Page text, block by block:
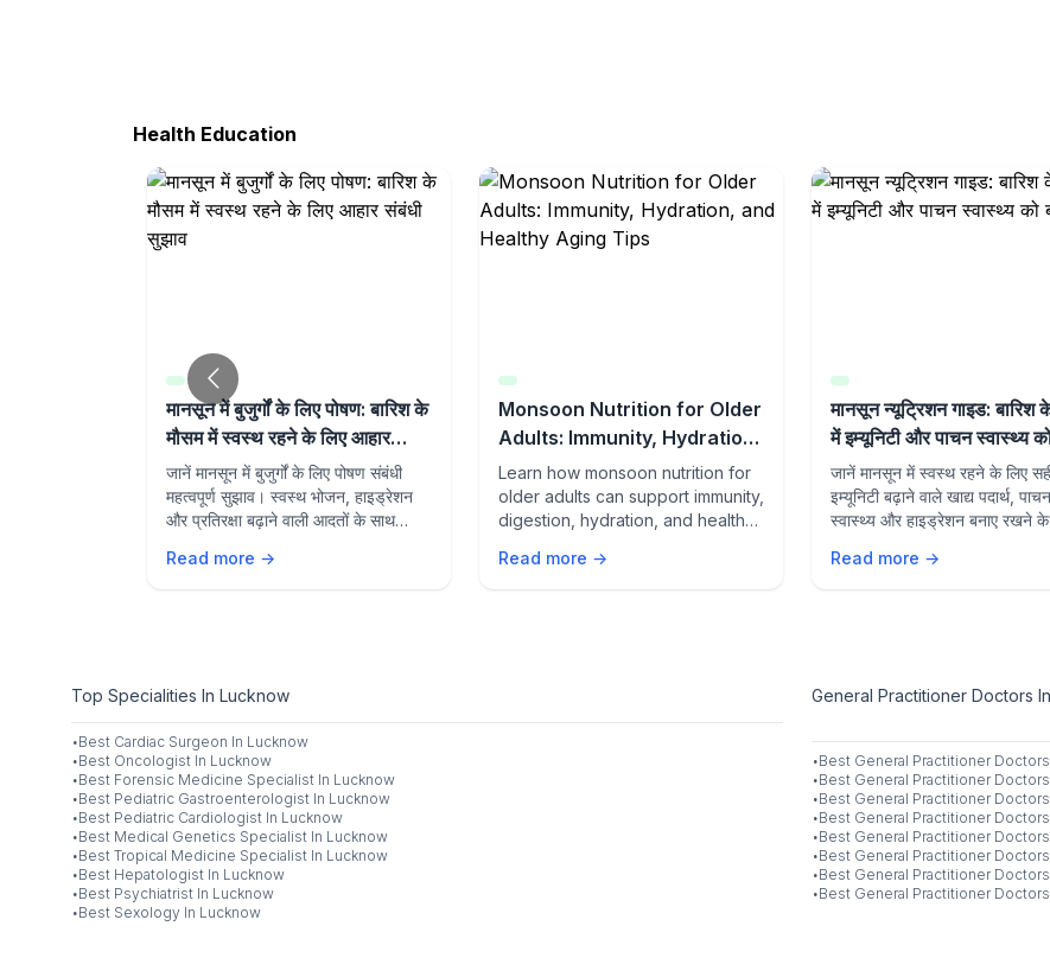
Health Education
मानसून में बुजुर्गों के लिए पोषण: बारिश के
मौसम में स्वस्थ रहने के लिए आहार
संबंधी सुझाव
जानें मानसून में बुजुर्गों के लिए पोषण संबंधी
महत्वपूर्ण सुझाव। स्वस्थ भोजन, हाइड्रेशन
और प्रतिरक्षा बढ़ाने वाली आदतों के साथ
Read more →
Monsoon Nutrition for Older
Adults: Immunity, Hydration,
and Healthy Aging Tips
Learn how monsoon nutrition for
older adults can support immunity,
digestion, hydration, and healthy
lifestyle habits during the rainy
Read more →
मानसून न्यूट्रिशन गाइड: बारिश
में इम्यूनिटी और पाचन स्वास्थ्य को
रखें
जानें मानसून में स्वस्थ रहने के लिए
इम्यूनिटी बढ़ाने वाले खाद्य पदार्थ, पाचन
स्वास्थ्य और हाइड्रेशन बनाए रखने
Read more →
Top Specialities In Lucknow
·Best Cardiac Surgeon In Lucknow
·Best Oncologist In Lucknow
·Best Forensic Medicine Specialist In Lucknow
·Best Pediatric Gastroenterologist In Lucknow
·Best Pediatric Cardiologist In Lucknow
·Best Medical Genetics Specialist In Lucknow
·Best Tropical Medicine Specialist In Lucknow
·Best Hepatologist In Lucknow
·Best Psychiatrist In Lucknow
·Best Sexology In Lucknow
General Practitioner Doctors
·Best General Practitioner
·Best General Practitioner
·Best General Practitioner
·Best General Practitioner
·Best General Practitioner
·Best General Practitioner
·Best General Practitioner
·Best General Practitioner